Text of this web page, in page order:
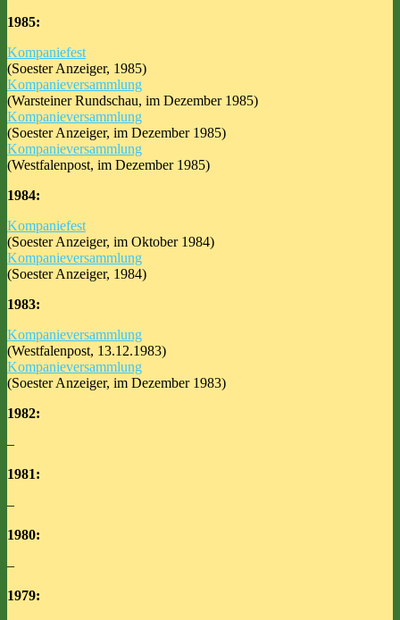
1985:
Kompaniefest
(Soester Anzeiger, 1985)
Kompanieversammlung
(Warsteiner Rundschau, im Dezember 1985)
Kompanieversammlung
(Soester Anzeiger, im Dezember 1985)
Kompanieversammlung
(Westfalenpost, im Dezember 1985)
1984:
Kompaniefest
(Soester Anzeiger, im Oktober 1984)
Kompanieversammlung
(Soester Anzeiger, 1984)
1983:
Kompanieversammlung
(Westfalenpost, 13.12.1983)
Kompanieversammlung
(Soester Anzeiger, im Dezember 1983)
1982:
–
1981:
–
1980:
–
1979: